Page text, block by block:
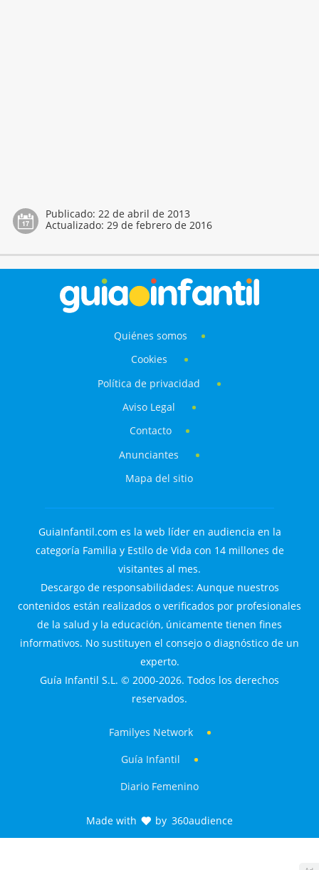
Publicado: 22 de abril de 2013
Actualizado: 29 de febrero de 2016
Quiénes somos
Cookies
Política de privacidad
Aviso Legal
Contacto
Anunciantes
Mapa del sitio
GuiaInfantil.com es la web líder en audiencia en la
categoría Familia y Estilo de Vida con 14 millones de
visitantes al mes.
Descargo de responsabilidades: Aunque nuestros
contenidos están realizados o verificados por profesionales
de la salud y la educación, únicamente tienen fines
informativos. No sustituyen el consejo o diagnóstico de un
experto.
Guía Infantil S.L. © 2000-2026. Todos los derechos
reservados.
Familyes Network
Guía Infantil
Diario Femenino
Made with by 360audience